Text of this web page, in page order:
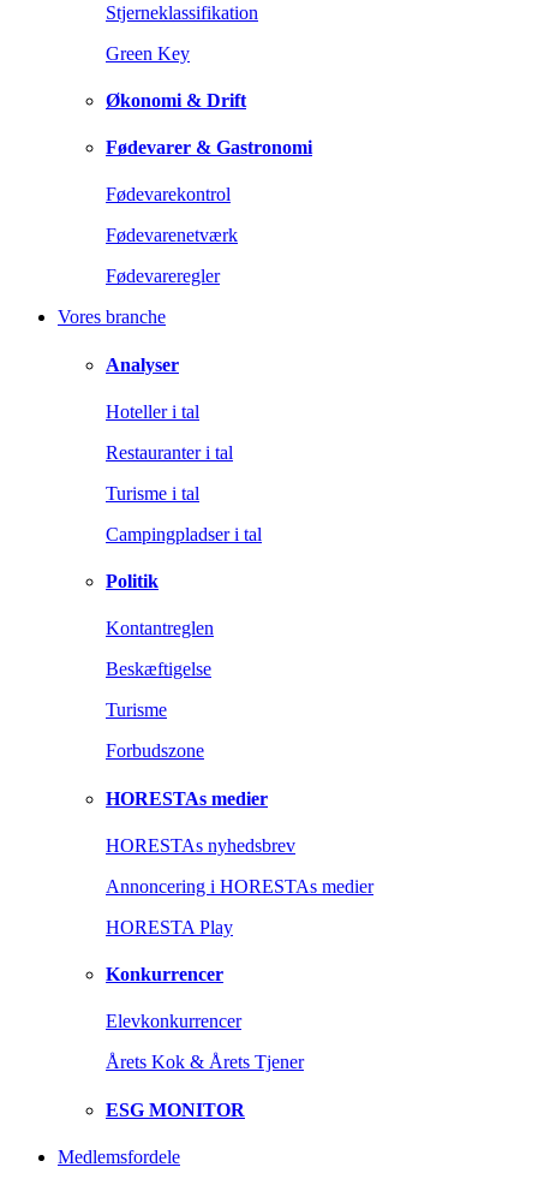
Stjerneklassifikation
Green Key
Økonomi & Drift
Fødevarer & Gastronomi
Fødevarekontrol
Fødevarenetværk
Fødevareregler
Vores branche
Analyser
Hoteller i tal
Restauranter i tal
Turisme i tal
Campingpladser i tal
Politik
Kontantreglen
Beskæftigelse
Turisme
Forbudszone
HORESTAs medier
HORESTAs nyhedsbrev
Annoncering i HORESTAs medier
HORESTA Play
Konkurrencer
Elevkonkurrencer
Årets Kok & Årets Tjener
ESG MONITOR
Medlemsfordele